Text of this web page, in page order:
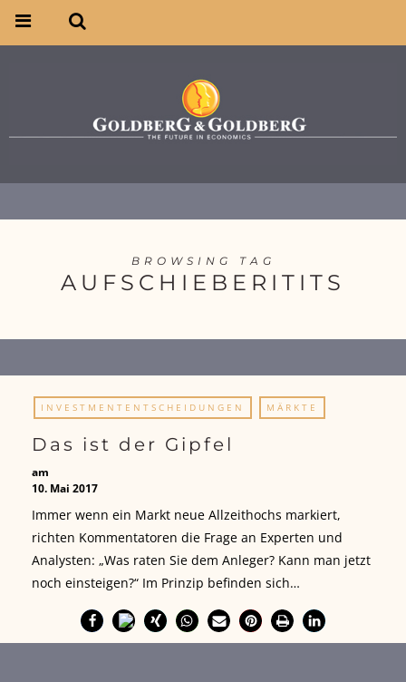
BROWSING TAG
AUFSCHIEBERITITS
INVESTMENTENTSCHEIDUNGEN MÄRKTE
Das ist der Gipfel
am
10. Mai 2017
Immer wenn ein Markt neue Allzeithochs markiert,
richten Kommentatoren die Frage an Experten und
Analysten: „Was raten Sie dem Anleger? Kann man jetzt
noch einsteigen?“ Im Prinzip befinden sich…